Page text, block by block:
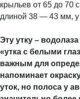
крыльев от 65 до 70
длиной 38 — 43 мм,
Эту утку –
«утка с белыми
важным для
напоминает
уток, но полоса у